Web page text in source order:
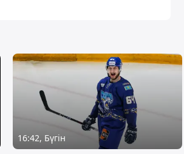
16:42, Бүгін